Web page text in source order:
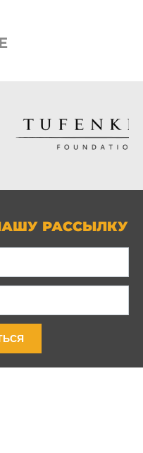
РАССЫЛКУ